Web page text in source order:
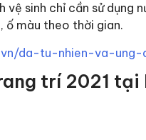
vệ sinh chỉ cần sử
ố màu theo thời gian.
da-tu-nhien-va-
trí 2021 tại